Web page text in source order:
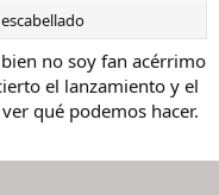
no soy fan acérrimo
el lanzamiento y el
qué podemos hacer.